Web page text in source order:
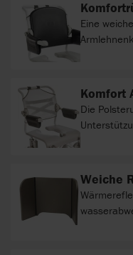
Eine
Komfort
Die
Weiche